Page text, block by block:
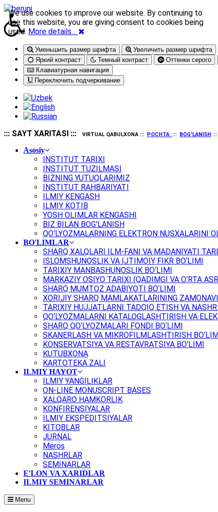
Уменьшить размер шрифта
Увеличить размер шрифта
Яркий контраст
Темный контраст
Оттенки серого
Клавиатурная навигация
Переключить подчеркивание
::: SAYT XARITASI ::: VIRTUAL QABULXONA ::: POCHTA ::: BOG'LANISH
Asosiy
INSTITUT TARIXI
INSTITUT TUZILMASI
BIZNING YUTUQLARIMIZ
INSTITUT RAHBARIYATI
ILMIY KENGASH
ILMIY KOTIB
YOSH OLIMLAR KENGASHI
BIZ BILAN BOG'LANISH
QO‘LYOZMALARNING ELEKTRON NUSXALARINI
BO'LIMLAR
SHARQ XALQLARI ILM-FANI VA MADANIYATI
ISLOMSHUNOSLIK VA IJTIMOIY FIKR BO‘LIMI
TARIXIY MANBASHUNOSLIK BO‘LIMI
MARKAZIY OSIYO TARIXI (QADIMGI VA O‘RTA
SHARQ MUMTOZ ADABIYOTI BO‘LIMI
XORIJIY SHARQ MAMLAKATLARINING
TARIXIY HUJJATLARNI TADQIQ ETISH VA
QO‘LYOZMALARNI KATALOGLASHTIRISH VA
SHARQ QO‘LYOZMALARI FONDI BO‘LIMI
SKANERLASH VA MIKROFILMLASHTIRISH
KONSERVATSIYA VA RESTAVRATSIYA BO‘LIMI
KUTUBXONA
KARTOTEKA ZALI
ILMIY HAYOT
ILMIY YANGILIKLAR
ON-LINE MONUSCRIPT BASES
XALQARO HAMKORLIK
KONFIRENSIYALAR
ILMIY EKSPEDITSIYALAR
KITOBLAR
JURNAL
Meros
NASHRLAR
SEMINARLAR
E'LON VA XARIDLAR
ILMIY SEMINARLAR
Menu
We use cookies to improve our website. By continuing to
use this website, you are giving consent to cookies being
used. More details…